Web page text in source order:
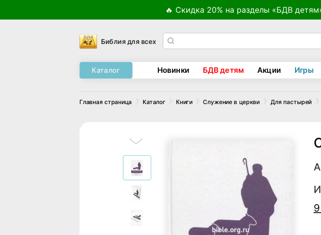
🔥 Скидка 20% на разделы «БДВ
Библия для всех
Каталог Новинки БДВ детям Акции Игры
Главная страница Каталог Книги Служение в церкви Для пастырей